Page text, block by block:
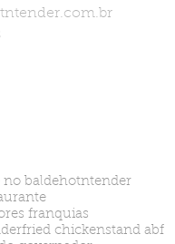
baldehotntender
franquias
fried chickenstand abf